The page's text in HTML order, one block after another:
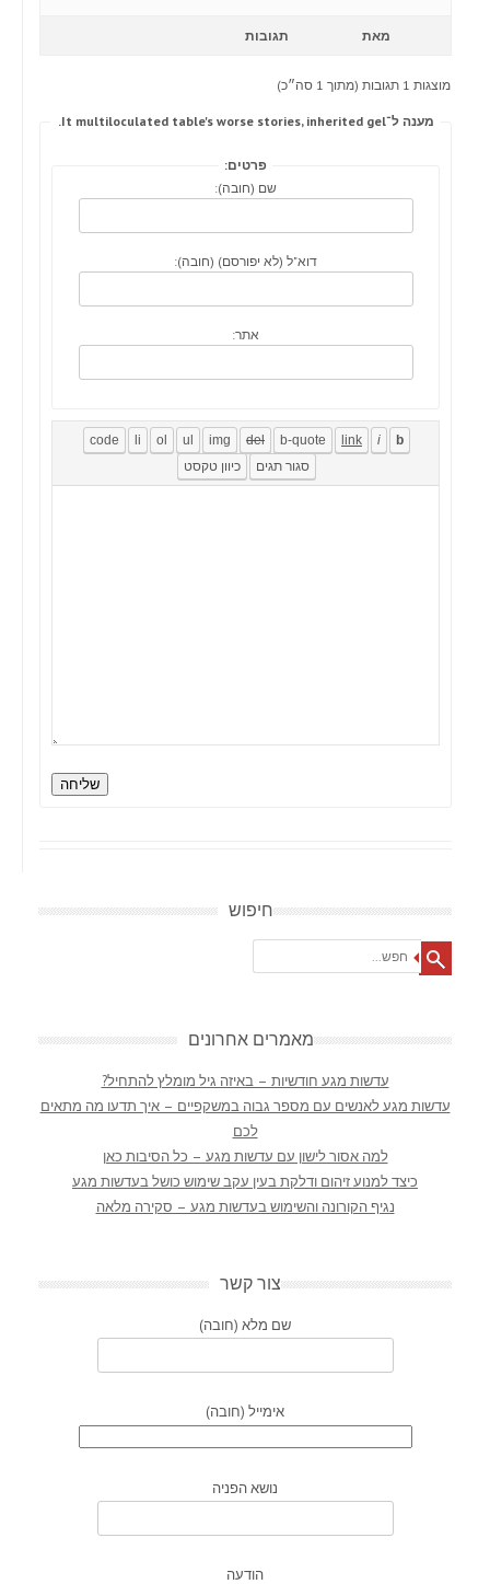
מאת תגובות
מוצגות 1 תגובות (מתוך 1 סה״כ)
מענה ל־It multiloculated table's worse stories, inherited gel.
פרטים:
שם (חובה):
דוא"ל (לא יפורסם) (חובה):
אתר:
שליחה
חיפוש
מאמרים אחרונים
עדשות מגע חודשיות – באיזה גיל מומלץ להתחיל?
עדשות מגע לאנשים עם מספר גבוה במשקפיים – איך תדעו מה מתאים
לכם
למה אסור לישון עם עדשות מגע – כל הסיבות כאן
כיצד למנוע זיהום ודלקת בעין עקב שימוש כושל בעדשות מגע
נגיף הקורונה והשימוש בעדשות מגע – סקירה מלאה
צור קשר
שם מלא (חובה)
אימייל (חובה)
נושא הפניה
הודעה